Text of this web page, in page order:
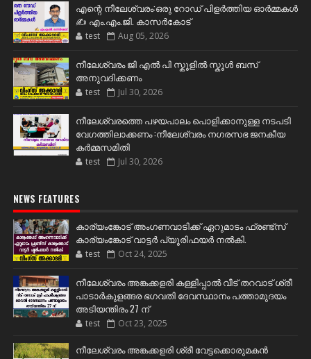
എന്റെ നീലേശ്വരം:ഒരു റോഡ് പിളർത്തിയ ഓർമ്മകൾ
✍️ എം.എം.ജി. കാസർകോട്
test Aug 05, 2026
നീലേശ്വരം ജി എൽ പി സ്കൂളിൽ സ്കൂൾ ബസ്
അനുവദിക്കണം
test Jul 30, 2026
നീലേശ്വരത്തെ പഴയപാലം പൊളിക്കാനുള്ള നടപടി
വേഗത്തിലാക്കണം :നീലേശ്വരം നഗരസഭ ജനകീയ
കർമ്മസമിതി
test Jul 30, 2026
NEWS FEATURES
കാര്യംങ്കോട് അംഗണവാടിക്ക് ഏറുമാടം ഫ്രണ്ട്സ്
കാര്യംങ്കോട് വാട്ടർ പ്യൂരിഫയർ നൽകി.
test Oct 24, 2025
നീലേശ്വരം അങ്കക്കളരി കള്ളിപ്പാൽ വീട് തറവാട് ശ്രീ
പാടാർകുളങ്ങര ഭഗവതി ദേവസ്ഥാനം പത്താമുദയം
അടിയന്തിരം 27 ന്
test Oct 23, 2025
നീലേശ്വരം അങ്കക്കളരി ശ്രീ വേട്ടക്കൊരുമകൻ